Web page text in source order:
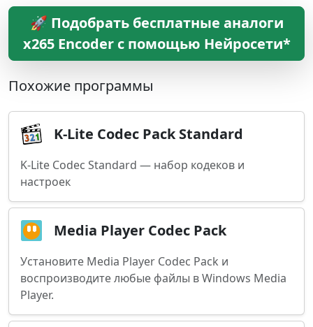
🚀 Подобрать бесплатные аналоги
x265 Encoder с помощью Нейросети*
Похожие программы
K-Lite Codec Pack Standard
K-Lite Codec Standard — набор кодеков и
настроек
Media Player Codec Pack
Установите Media Player Codec Pack и
воспроизводите любые файлы в Windows Media
Player.